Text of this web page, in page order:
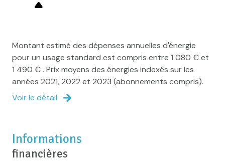
Montant estimé des dépenses annuelles d'énergie
pour un usage standard est compris entre 1 080 € et
1 490 € . Prix moyens des énergies indexés sur les
années 2021, 2022 et 2023 (abonnements compris).
Voir le détail
Informations
financières